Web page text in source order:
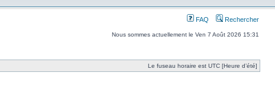
FAQ Rechercher
Nous sommes actuellement le Ven 7 Août 2026 15:31
Le fuseau horaire est UTC [Heure d’été]